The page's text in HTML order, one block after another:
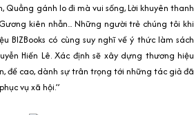
Quẳng gánh lo đi mà vui sống, Lời khuyên thanh
kiên nhẫn... Những người trẻ chúng tôi khi
BIZBooks có cùng suy nghĩ về ý thức làm sách
Hiến Lê. Xác định sẽ xây dựng thương hiệu
đề cao, dành sự trân trọng tới những tác giả đã
vụ xã hội.”